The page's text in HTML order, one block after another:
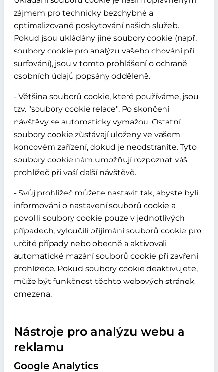
zájmem pro technicky bezchybné a
optimalizované poskytování našich služeb.
Pokud jsou ukládány jiné soubory cookie (např.
soubory cookie pro analýzu vašeho chování při
surfování), jsou v tomto prohlášení o ochraně
osobních údajů popsány odděleně.
- Většina souborů cookie, které používáme, jsou
tzv. "soubory cookie relace". Po skončení
návštěvy se automaticky vymažou. Ostatní
soubory cookie zůstávají uloženy ve vašem
koncovém zařízení, dokud je neodstraníte. Tyto
soubory cookie nám umožňují rozpoznat váš
prohlížeč při vaší další návštěvě.
- Svůj prohlížeč můžete nastavit tak, abyste byli
informováni o nastavení souborů cookie a
povolili soubory cookie pouze v jednotlivých
případech, vyloučili přijímání souborů cookie pro
určité případy nebo obecně a aktivovali
automatické mazání souborů cookie při zavření
prohlížeče. Pokud soubory cookie deaktivujete,
může být funkčnost těchto webových stránek
omezena.
Nástroje pro analýzu webu a
reklamu
Google Analytics